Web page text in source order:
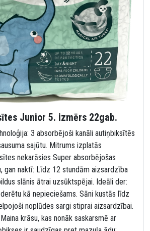
Junior 5. izmērs 22gab.
3 absorbējoši kanāli autiņbiksītēs
sajūtu. Mitrums izplatās
nekarāsies Super absorbējošas
gan naktī: Līdz 12 stundām aizsardzība
slānis ātrai uzsūktspējai. Ideāli der:
kā nepieciešams. Sāni kustās līdz
noplūdes sargi stiprai aizsardzībai.
krāsu, kas nonāk saskarsmē ar